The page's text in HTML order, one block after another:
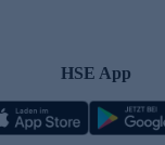
HSE App